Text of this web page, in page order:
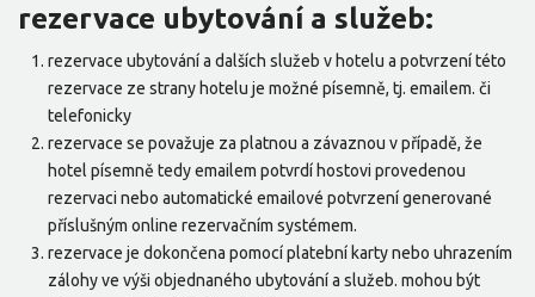
rezervace ubytování a služeb:
rezervace ubytování a dalších služeb v hotelu a potvrzení této
rezervace ze strany hotelu je možné písemně, tj. emailem. či
telefonicky
rezervace se považuje za platnou a závaznou v případě, že
hotel písemně tedy emailem potvrdí hostovi provedenou
rezervaci nebo automatické emailové potvrzení generované
příslušným online rezervačním systémem.
rezervace je dokončena pomocí platební karty nebo uhrazením
zálohy ve výši objednaného ubytování a služeb. mohou být